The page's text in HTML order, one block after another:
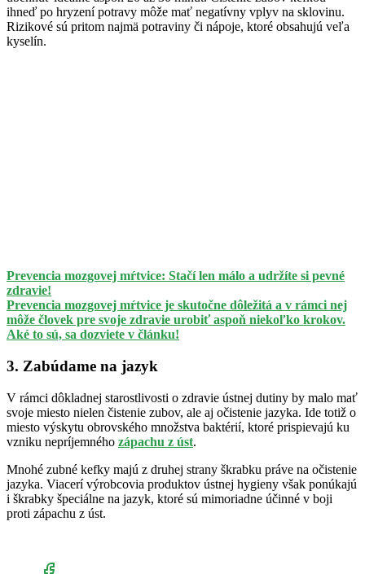
ihneď po hryzení potravy môže mať negatívny vplyv na sklovinu.
Rizikové sú pritom najmä potraviny či nápoje, ktoré obsahujú veľa
kyselín.
Prevencia mozgovej mŕtvice: Stačí len málo a udržíte si pevné
zdravie!
Prevencia mozgovej mŕtvice je skutočne dôležitá a v rámci nej
môže človek pre svoje zdravie urobiť aspoň niekoľko krokov.
Aké to sú, sa dozviete v článku!
3. Zabúdame na jazyk
V rámci dôkladnej starostlivosti o zdravie ústnej dutiny by malo mať
svoje miesto nielen čistenie zubov, ale aj očistenie jazyka. Ide totiž o
miesto výskytu obrovského množstva baktérií, ktoré prispievajú ku
vzniku nepríjemného zápachu z úst.
Mnohé zubné kefky majú z druhej strany škrabku práve na očistenie
jazyka. Viacerí výrobcovia produktov ústnej hygieny však ponúkajú
i škrabky špeciálne na jazyk, ktoré sú mimoriadne účinné v boji
proti zápachu z úst.